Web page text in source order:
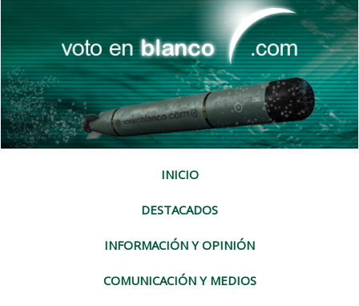
INICIO
DESTACADOS
INFORMACIÓN Y OPINIÓN
COMUNICACIÓN Y MEDIOS